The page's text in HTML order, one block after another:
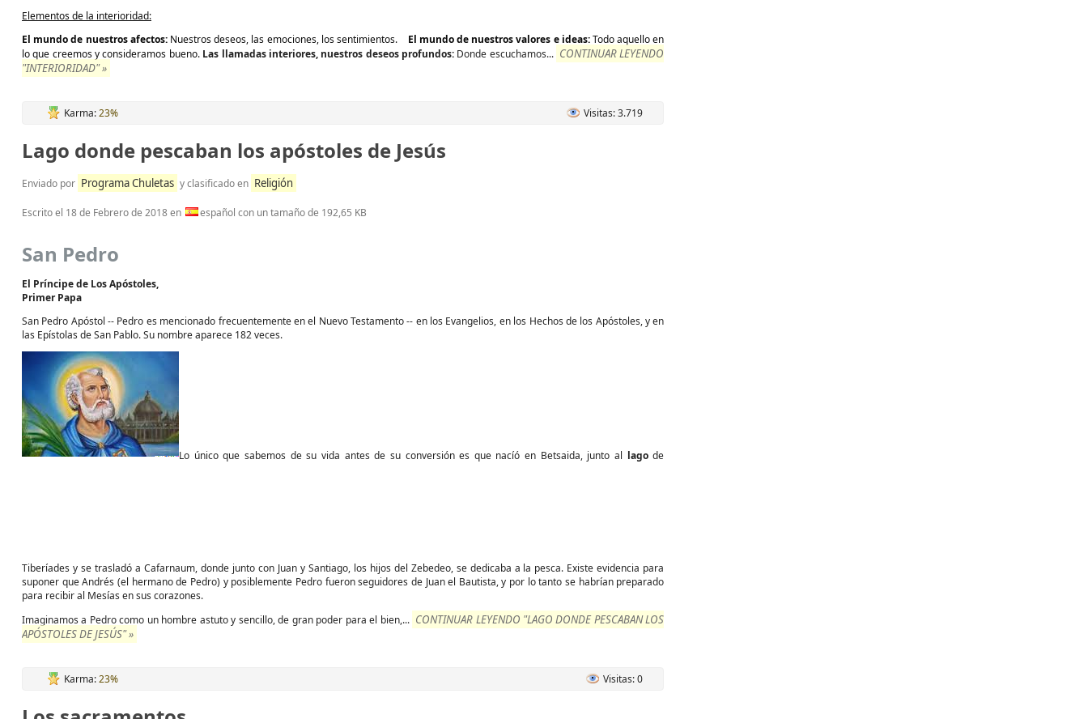
Elementos de la interioridad:
El mundo de nuestros afectos: Nuestros deseos, las emociones, los sentimientos. El mundo de nuestros valores e ideas:Todo aquello en
lo que creemos y consideramos bueno. Las llamadas interiores, nuestros deseos profundos: Donde escuchamos... CONTINUAR LEYENDO
"INTERIORIDAD" »
Karma:23% Visitas: 3.719
Lago donde pescaban los apóstoles de Jesús
Enviado por Programa Chuletas y clasificado en Religión
Escrito el 18 de Febrero de 2018en español con un tamaño de 192,65 KB
San Pedro
El Príncipe de Los Apóstoles,
Primer Papa
San Pedro Apóstol -- Pedro es mencionado frecuentemente en el Nuevo Testamento -- en los Evangelios, en los Hechos de los Apóstoles, y en
las Epístolas de San Pablo. Su nombre aparece 182 veces.
Lo único que sabemos de su vida antes de su conversión es que nacíó en Betsaida, junto al lagode
Tiberíades y se trasladó a Cafarnaum, donde junto con Juan y Santiago, los hijos del Zebedeo, se dedicaba a la pesca. Existe evidencia para
suponer que Andrés (el hermano de Pedro) y posiblemente Pedro fueron seguidores de Juan el Bautista, y por lo tanto se habrían preparado
para recibir al Mesías en sus corazones.
Imaginamos a Pedro como un hombre astuto y sencillo, de gran poder para el bien,... CONTINUAR LEYENDO "LAGO DONDE PESCABAN LOS
APÓSTOLES DE JESÚS" »
Karma:23% Visitas: 0